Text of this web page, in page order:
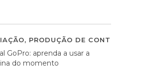
, PRODUÇÃO DE CONTEÚDOS
GoPro: aprenda a usar a
do momento